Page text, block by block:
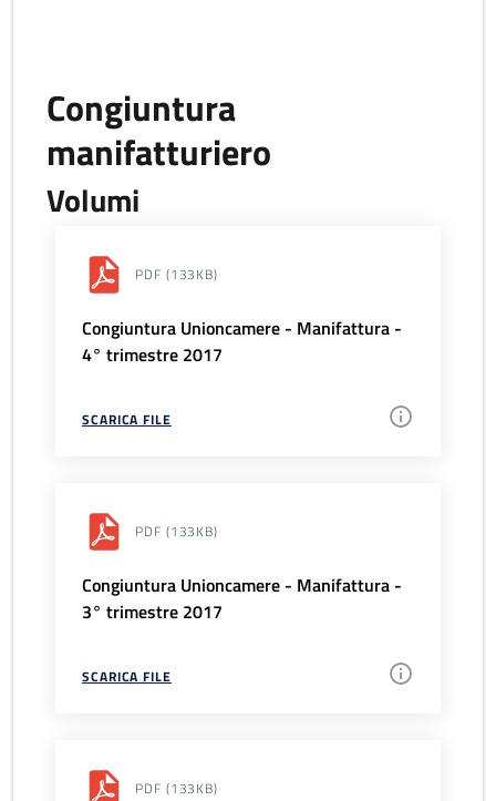
Congiuntura
manifatturiero
Volumi
PDF (133KB)
Congiuntura Unioncamere - Manifattura -
4° trimestre 2017
SCARICA FILE
PDF (133KB)
Congiuntura Unioncamere - Manifattura -
3° trimestre 2017
SCARICA FILE
PDF (133KB)